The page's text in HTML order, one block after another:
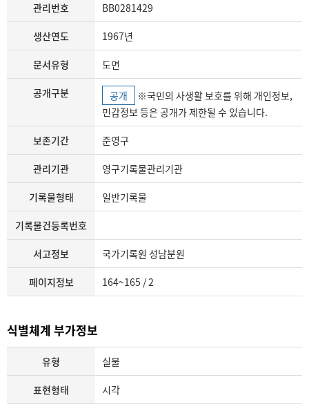
관리번호 BB0281429
생산연도 1967년
문서유형 도면
공개구분 공개
민감정보 등은 공개가 제한될 수 있습니다.
보존기간 준영구
관리기관 영구기록물관리기관
기록물형태 일반기록물
기록물건등록번호
서고정보 국가기록원 성남분원
페이지정보 164~165 / 2
식별체계 부가정보
유형 실물
표현형태 시각